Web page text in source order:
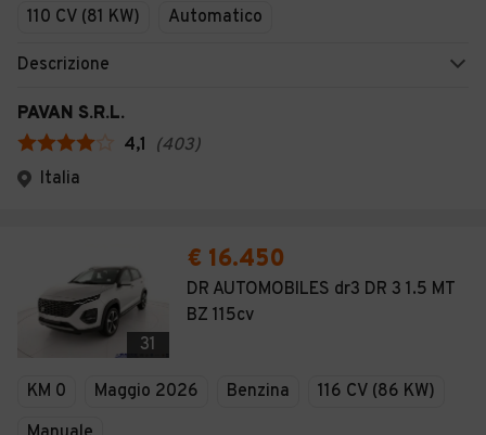
110 CV (81 KW)
Automatico
Descrizione
PAVAN S.R.L.
4,1 (403)
Italia
31
€ 16.450
DR AUTOMOBILES dr3 DR 3 1.5 MT
BZ 115cv
KM 0 Maggio 2026 Benzina
116 CV (86 KW)